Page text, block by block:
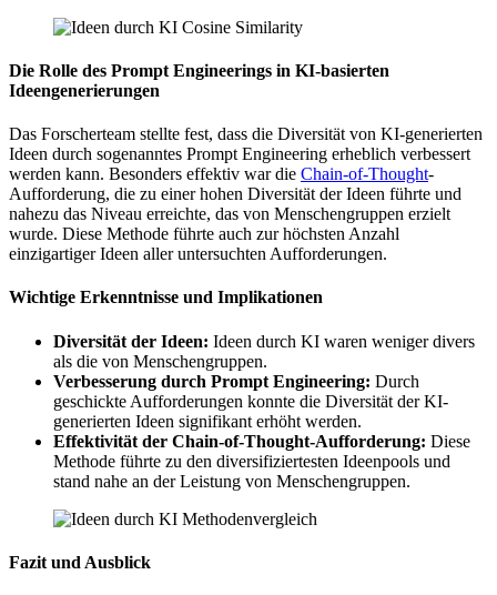
Die Rolle des Prompt Engineerings in KI-basierten
Ideengenerierungen
Das Forscherteam stellte fest, dass die Diversität von KI-generierten
Ideen durch sogenanntes Prompt Engineering erheblich verbessert
werden kann. Besonders effektiv war die Chain-of-Thought-
Aufforderung, die zu einer hohen Diversität der Ideen führte und
nahezu das Niveau erreichte, das von Menschengruppen erzielt
wurde. Diese Methode führte auch zur höchsten Anzahl
einzigartiger Ideen aller untersuchten Aufforderungen.
Wichtige Erkenntnisse und Implikationen
Diversität der Ideen: Ideen durch KI waren weniger divers
als die von Menschengruppen.
Verbesserung durch Prompt Engineering: Durch
geschickte Aufforderungen konnte die Diversität der KI-
generierten Ideen signifikant erhöht werden.
Effektivität der Chain-of-Thought-Aufforderung: Diese
Methode führte zu den diversifiziertesten Ideenpools und
stand nahe an der Leistung von Menschengruppen.
Fazit und Ausblick